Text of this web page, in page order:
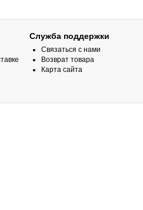
Служба поддержки
Связаться с нами
Возврат товара
Карта сайта